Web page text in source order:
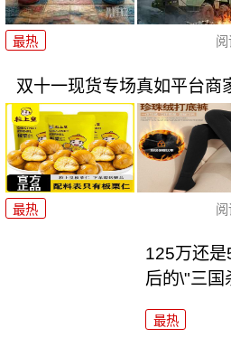
最热
双十一现货专场真如平台商
最热
125万还
后的\"三国
最热